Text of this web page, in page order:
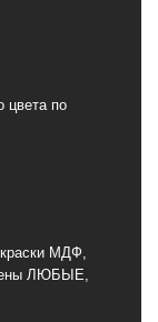
цвета по
МДФ,
ЛЮБЫЕ,